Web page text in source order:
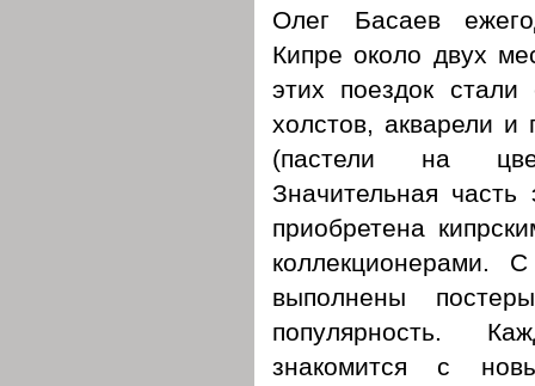
Олег Басаев
Кипре около двух
этих поездок
холстов, акварели и
(пастели на
Значительная часть
приобретена
коллекционерами.
выполнены
популярность.
знакомится с